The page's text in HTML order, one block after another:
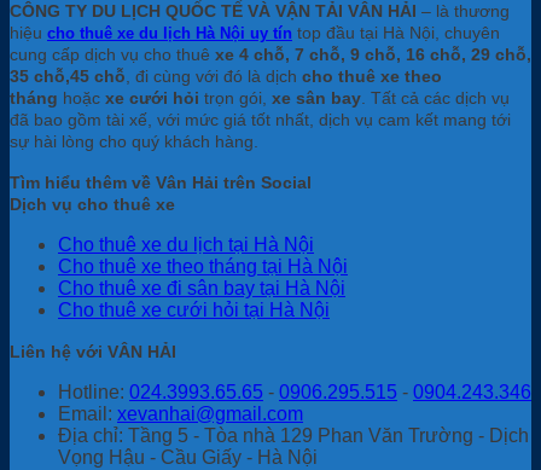
CÔNG TY DU LỊCH QUỐC TẾ VÀ VẬN TẢI VÂN HẢI – là thương
hiệu cho thuê xe du lịch Hà Nội uy tín top đầu tại Hà Nội, chuyên
cung cấp dịch vụ cho thuê xe 4 chỗ, 7 chỗ, 9 chỗ, 16 chỗ, 29 chỗ,
35 chỗ,45 chỗ , đi cùng với đó là dịch cho thuê xe theo
tháng hoặc xe cưới hỏi trọn gói, xe sân bay . Tất cả các dịch vụ
đã bao gồm tài xế, với mức giá tốt nhất, dịch vụ cam kết mang tới
sự hài lòng cho quý khách hàng.
Tìm hiểu thêm về Vân Hải trên Social
Dịch vụ cho thuê xe
Cho thuê xe du lịch tại Hà Nội
Cho thuê xe theo tháng tại Hà Nội
Cho thuê xe đi sân bay tại Hà Nội
Cho thuê xe cưới hỏi tại Hà Nội
Liên hệ với VÂN HẢI
Hotline: 024.3993.65.65 - 0906.295.515 - 0904.243.346
Email: xevanhai@gmail.com
Địa chỉ: Tầng 5 - Tòa nhà 129 Phan Văn Trường - Dịch
Vọng Hậu - Cầu Giấy - Hà Nội